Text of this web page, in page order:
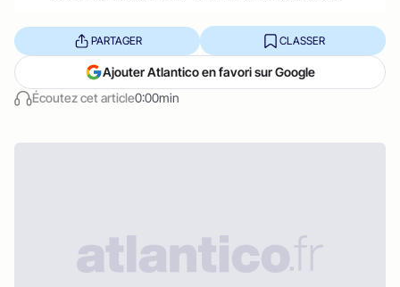
Écoutez cet article0:00min
PARTAGER CLASSER
Ajouter Atlantico en favori sur Google